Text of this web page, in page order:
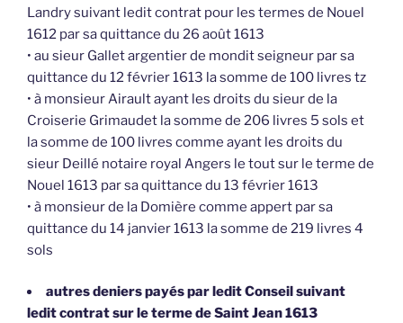
Landry suivant ledit contrat pour les termes de Nouel
1612 par sa quittance du 26 août 1613
• au sieur Gallet argentier de mondit seigneur par sa
quittance du 12 février 1613 la somme de 100 livres tz
• à monsieur Airault ayant les droits du sieur de la
Croiserie Grimaudet la somme de 206 livres 5 sols et
la somme de 100 livres comme ayant les droits du
sieur Deillé notaire royal Angers le tout sur le terme de
Nouel 1613 par sa quittance du 13 février 1613
• à monsieur de la Domière comme appert par sa
quittance du 14 janvier 1613 la somme de 219 livres 4
sols
autres deniers payés par ledit Conseil suivant
ledit contrat sur le terme de Saint Jean 1613